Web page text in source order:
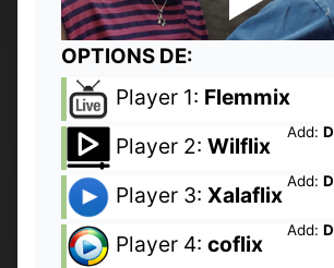
OPTIONS DE:
Player 1: Flemmix
Add:
Player 2: Wilflix
Add:
Player 3: Xalaflix
Add:
Player 4: coflix